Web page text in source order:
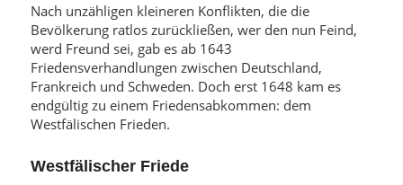
Nach unzähligen kleineren Konflikten, die die
Bevölkerung ratlos zurückließen, wer den nun Feind,
werd Freund sei, gab es ab 1643
Friedensverhandlungen zwischen Deutschland,
Frankreich und Schweden. Doch erst 1648 kam es
endgültig zu einem Friedensabkommen: dem
Westfälischen Frieden.
Westfälischer Friede